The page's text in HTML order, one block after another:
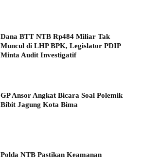
Dana BTT NTB Rp484 Miliar Tak
Muncul di LHP BPK, Legislator PDIP
Minta Audit Investigatif
GP Ansor Angkat Bicara Soal Polemik
Bibit Jagung Kota Bima
Polda NTB Pastikan Keamanan